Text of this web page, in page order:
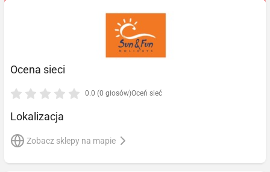
Ocena sieci
0.0 (0 głosów)Oceń sieć
Lokalizacja
Zobacz sklepy na mapie